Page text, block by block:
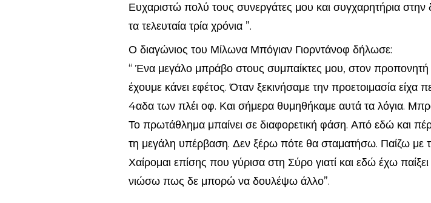
Ευχαριστώ πολύ τους συνεργάτες μου και συγχαρητήρια
τα τελευταία τρία χρόνια ”.
Ο διαγώνιος του Μίλωνα Μπόγιαν Γιορντάνοφ δήλωσε:
“ Ένα μεγάλο μπράβο στους συμπαίκτες μου, στον προπονητή
έχουμε κάνει εφέτος. Όταν ξεκινήσαμε την προετοιμασία
4αδα των πλέι οφ. Και σήμερα θυμηθήκαμε αυτά τα λόγια.
Το πρωτάθλημα μπαίνει σε διαφορετική φάση. Από εδώ και
τη μεγάλη υπέρβαση. Δεν ξέρω πότε θα σταματήσω. Παίζω με
Χαίρομαι επίσης που γύρισα στη Σύρο γιατί και εδώ έχω
νιώσω πως δε μπορώ να δουλέψω άλλο”.